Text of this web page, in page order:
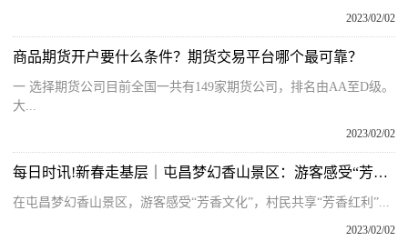
2023/02/02
商品期货开户要什么条件？期货交易平台哪个最可靠？
一 选择期货公司目前全国一共有149家期货公司，排名由AA至D级。
大...
2023/02/02
每日时讯!新春走基层｜屯昌梦幻香山景区：游客感受“芳香文化” 村民共享“芳香红利”
在屯昌梦幻香山景区，游客感受“芳香文化”，村民共享“芳香红利”...
2023/02/02